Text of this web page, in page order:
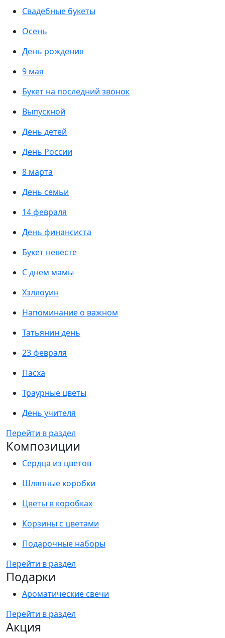
Свадебные букеты
Осень
День рождения
9 мая
Букет на последний звонок
Выпускной
День детей
День России
8 марта
День семьи
14 февраля
День финансиста
Букет невесте
С днем мамы
Хэллоуин
Напоминание о важном
Татьянин день
23 февраля
Пасха
Траурные цветы
День учителя
Перейти в раздел
Композиции
Сердца из цветов
Шляпные коробки
Цветы в коробках
Корзины с цветами
Подарочные наборы
Перейти в раздел
Подарки
Ароматические свечи
Перейти в раздел
Акция